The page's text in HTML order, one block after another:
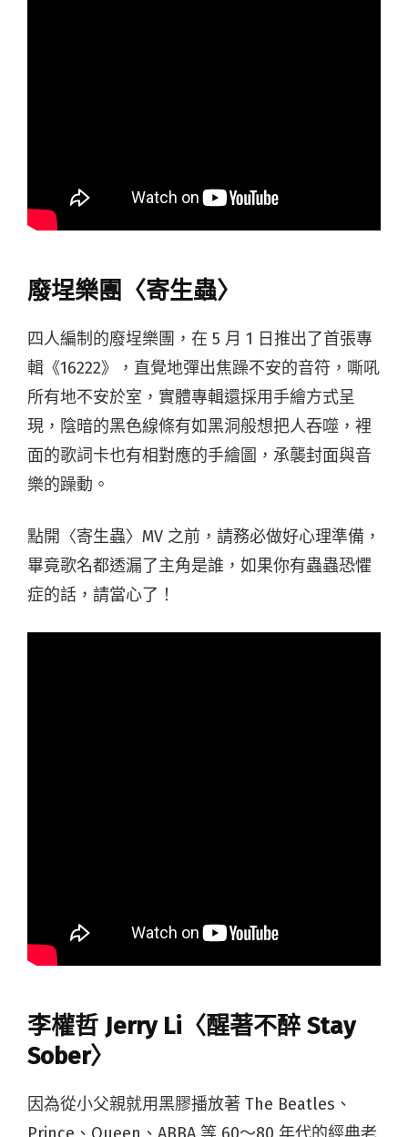
廢埕樂團〈寄生蟲〉
四人編制的廢埕樂團，在 5 月 1 日推出了首張專
輯《16222》，直覺地彈出焦躁不安的音符，嘶吼
所有地不安於室，實體專輯還採用手繪方式呈
現，陰暗的黑色線條有如黑洞般想把人吞噬，裡
面的歌詞卡也有相對應的手繪圖，承襲封面與音
樂的躁動。
點開〈寄生蟲〉MV 之前，請務必做好心理準備，
畢竟歌名都透漏了主角是誰，如果你有蟲蟲恐懼
症的話，請當心了！
李權哲 Jerry Li〈醒著不醉 Stay
Sober〉
因為從小父親就用黑膠播放著 The Beatles、
Prince、Queen、ABBA 等 60～80 年代的經典老